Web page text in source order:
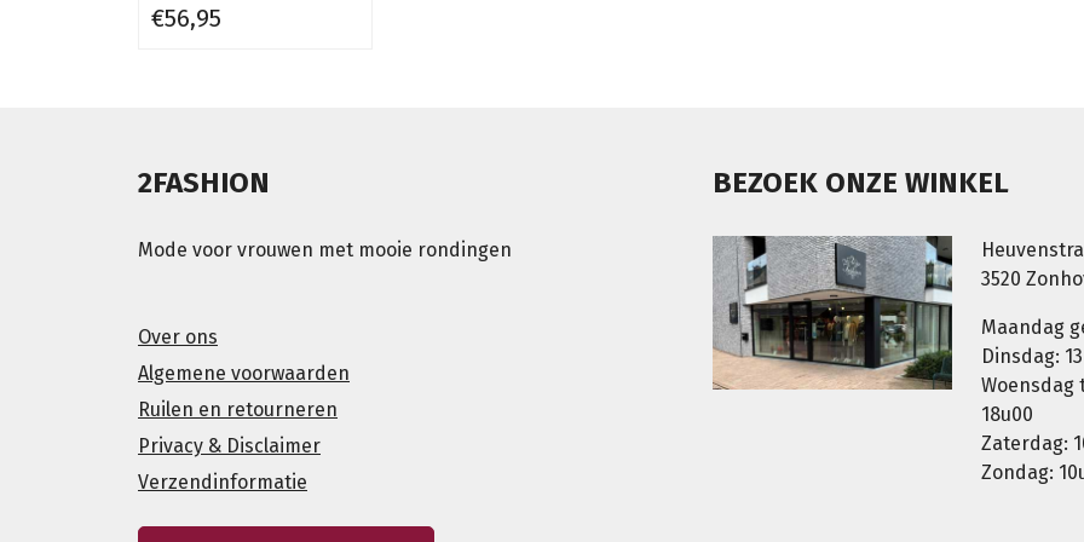
€56,95
2FASHION
Mode voor vrouwen met mooie rondingen
Over ons
Algemene voorwaarden
Ruilen en retourneren
Privacy & Disclaimer
Verzendinformatie
BEZOEK ONZE WINKEL
3520
Maandag
Dinsdag:
Woensdag
18u00
Zaterdag:
Zondag: